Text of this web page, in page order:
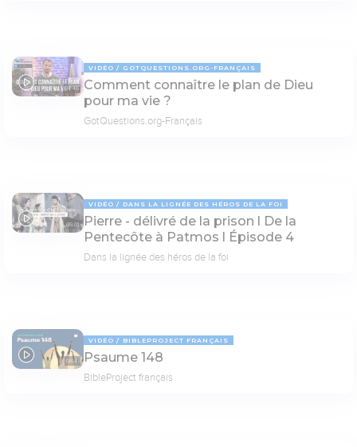
04:46
VIDÉO GOTQUESTIONS.ORG-FRANÇAIS
Comment connaître le plan de Dieu
pour ma vie ?
GotQuestions.org-Français
05:01
VIDÉO DANS LA LIGNÉE DES HÉROS DE LA FOI
Pierre - délivré de la prison l De la
Pentecôte à Patmos l Épisode 4
Dans la lignée des héros de la foi
08:31
VIDÉO BIBLEPROJECT FRANÇAIS
Psaume 148
BibleProject français